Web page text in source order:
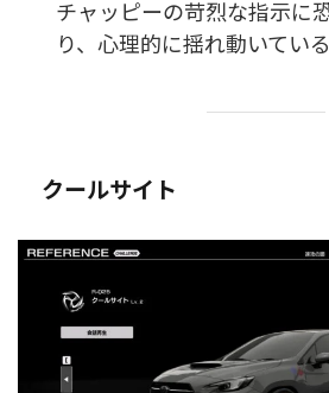
チャッピーの苛烈な指示に
り、心理的に揺れ動いている
クールサイト